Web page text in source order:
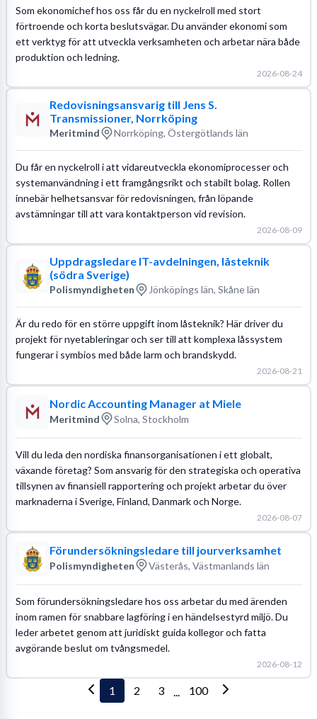
Som ekonomichef hos oss får du en nyckelroll med stort
förtroende och korta beslutsvägar. Du använder ekonomi som
ett verktyg för att utveckla verksamheten och arbetar nära både
produktion och ledning.
2026-08-24
Redovisningsansvarig till Jens S.
Transmissioner, Norrköping
Meritmind Norrköping, Östergötlands län
Du får en nyckelroll i att vidareutveckla ekonomiprocesser och
systemanvändning i ett framgångsrikt och stabilt bolag. Rollen
innebär helhetsansvar för redovisningen, från löpande
avstämningar till att vara kontaktperson vid revision.
2026-08-09
Uppdragsledare IT-avdelningen, låsteknik
(södra Sverige)
Polismyndigheten Jönköpings län, Skåne län
Är du redo för en större uppgift inom låsteknik? Här driver du
projekt för nyetableringar och ser till att komplexa låssystem
fungerar i symbios med både larm och brandskydd.
2026-08-21
Nordic Accounting Manager at Miele
Meritmind Solna, Stockholm
Vill du leda den nordiska finansorganisationen i ett globalt,
växande företag? Som ansvarig för den strategiska och operativa
tillsynen av finansiell rapportering och projekt arbetar du över
marknaderna i Sverige, Finland, Danmark och Norge.
2026-08-07
Förundersökningsledare till jourverksamhet
Polismyndigheten Västerås, Västmanlands län
Som förundersökningsledare hos oss arbetar du med ärenden
inom ramen för snabbare lagföring i en händelsestyrd miljö. Du
leder arbetet genom att juridiskt guida kollegor och fatta
avgörande beslut om tvångsmedel.
2026-08-12
1 2 3 ... 100